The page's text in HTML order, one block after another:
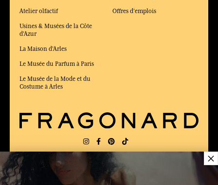
Atelier olfactif
Usines & Musées de la Côte
d'Azur
La Maison d'Arles
Le Musée du Parfum à Paris
Le Musée de la Mode et du
Costume à Arles
Offres d'emplois
LIVRAISON: US LANGUE:
×